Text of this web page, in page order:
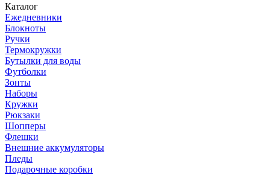
Каталог
Ежедневники
Блокноты
Ручки
Термокружки
Бутылки для воды
Футболки
Зонты
Наборы
Кружки
Рюкзаки
Шопперы
Флешки
Внешние аккумуляторы
Пледы
Подарочные коробки